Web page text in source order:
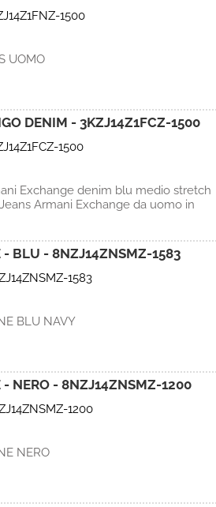
1500
UOMO
DENIM - 3KZJ14Z1FCZ-1500
1500
Exchange denim blu medio stretch
Armani Exchange da uomo in
BLU - 8NZJ14ZNSMZ-1583
1583
BLU NAVY
NERO - 8NZJ14ZNSMZ-1200
1200
NERO